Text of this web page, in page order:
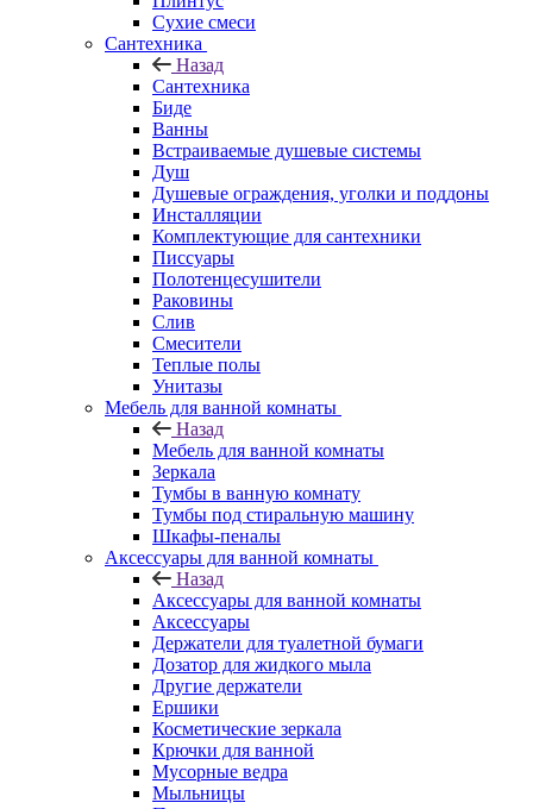
Сухие смеси
Сантехника
Назад
Сантехника
Биде
Ванны
Встраиваемые душевые системы
Душ
Душевые ограждения, уголки и поддоны
Инсталляции
Комплектующие для сантехники
Писсуары
Полотенцесушители
Раковины
Слив
Смесители
Теплые полы
Унитазы
Мебель для ванной комнаты
Назад
Мебель для ванной комнаты
Зеркала
Тумбы в ванную комнату
Тумбы под стиральную машину
Шкафы-пеналы
Аксессуары для ванной комнаты
Назад
Аксессуары для ванной комнаты
Аксессуары
Держатели для туалетной бумаги
Дозатор для жидкого мыла
Другие держатели
Ершики
Косметические зеркала
Крючки для ванной
Мусорные ведра
Мыльницы